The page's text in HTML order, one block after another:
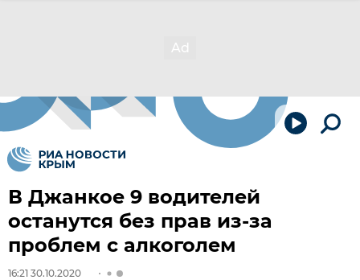
В Джанкое 9 водителей
останутся без прав из-за
проблем с алкоголем
16:21 30.10.2020